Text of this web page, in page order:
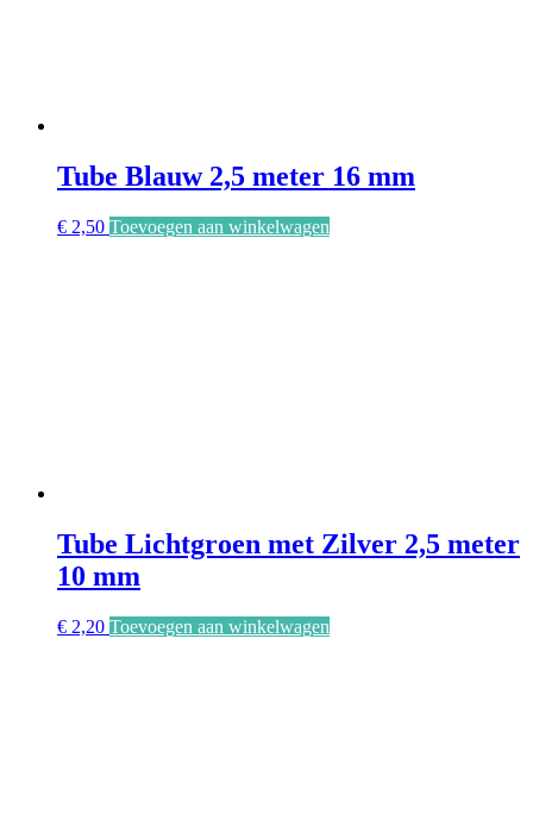
Tube Blauw 2,5 meter 16 mm
€ 2,50 Toevoegen aan winkelwagen
Tube Lichtgroen met Zilver 2,5 meter
10 mm
€ 2,20 Toevoegen aan winkelwagen